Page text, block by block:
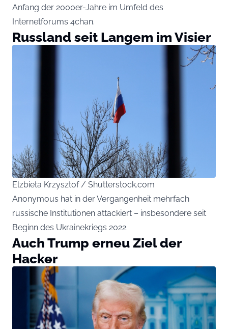
Anfang der 2000er-Jahre im Umfeld des
Internetforums 4chan.
Russland seit Langem im Visier
Elzbieta Krzysztof / Shutterstock.com
Anonymous hat in der Vergangenheit mehrfach
russische Institutionen attackiert – insbesondere seit
Beginn des Ukrainekriegs 2022.
Auch Trump erneu Ziel der
Hacker